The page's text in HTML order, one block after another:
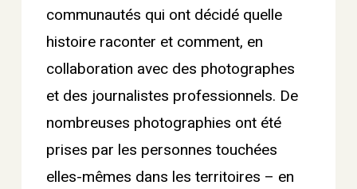
communautés qui ont décidé quelle
histoire raconter et comment, en
collaboration avec des photographes
et des journalistes professionnels. De
nombreuses photographies ont été
prises par les personnes touchées
elles-mêmes dans les territoires – en